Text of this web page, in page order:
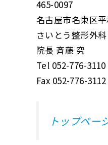
465-0097
名古屋市名東区
さいとう整形外
院長 斉藤 究
Tel 052-776-3110
Fax 052-776-3112
トップペー